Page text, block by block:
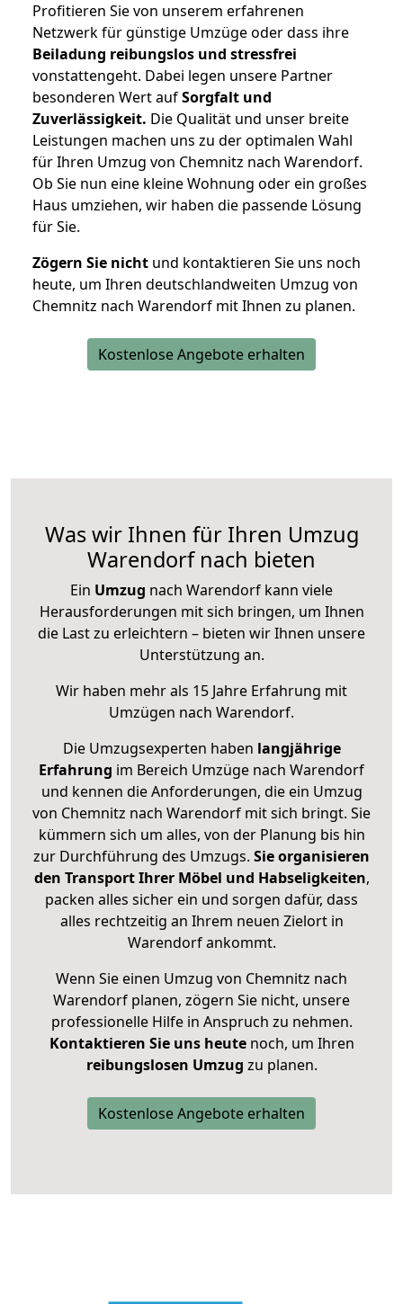
Profitieren Sie von unserem erfahrenen
Netzwerk für günstige Umzüge oder dass ihre
Beiladung reibungslos und stressfrei
vonstattengeht. Dabei legen unsere Partner
besonderen Wert aufSorgfalt und
Zuverlässigkeit. Die Qualität und unser breite
Leistungen machen uns zu der optimalen Wahl
für Ihren Umzug von Chemnitz nach Warendorf.
Ob Sie nun eine kleine Wohnung oder ein großes
Haus umziehen, wir haben die passende Lösung
für Sie.
Zögern Sie nicht und kontaktieren Sie uns noch
heute, um Ihren deutschlandweiten Umzug von
Chemnitz nach Warendorf mit Ihnen zu planen.
Kostenlose Angebote erhalten
Was wir Ihnen für Ihren Umzug
Warendorf nach bieten
Ein Umzug nach Warendorf kann viele
Herausforderungen mit sich bringen, um Ihnen
die Last zu erleichtern – bieten wir Ihnen unsere
Unterstützung an.
Wir haben mehr als 15 Jahre Erfahrung mit
Umzügen nach Warendorf.
Die Umzugsexperten haben langjährige
Erfahrung im Bereich Umzüge nach Warendorf
und kennen die Anforderungen, die ein Umzug
von Chemnitz nach Warendorf mit sich bringt. Sie
kümmern sich um alles, von der Planung bis hin
zur Durchführung des Umzugs. Sie organisieren
den Transport Ihrer Möbel und Habseligkeiten,
packen alles sicher ein und sorgen dafür, dass
alles rechtzeitig an Ihrem neuen Zielort in
Warendorf ankommt.
Wenn Sie einen Umzug von Chemnitz nach
Warendorf planen, zögern Sie nicht, unsere
professionelle Hilfe in Anspruch zu nehmen.
Kontaktieren Sie uns heutenoch, um Ihren
reibungslosen Umzug zu planen.
Kostenlose Angebote erhalten